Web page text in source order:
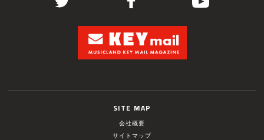
SITE MAP
会社概要
サイトマップ